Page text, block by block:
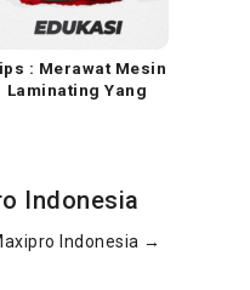
: Merawat Mesin
Laminating Yang
Indonesia
Indonesia →